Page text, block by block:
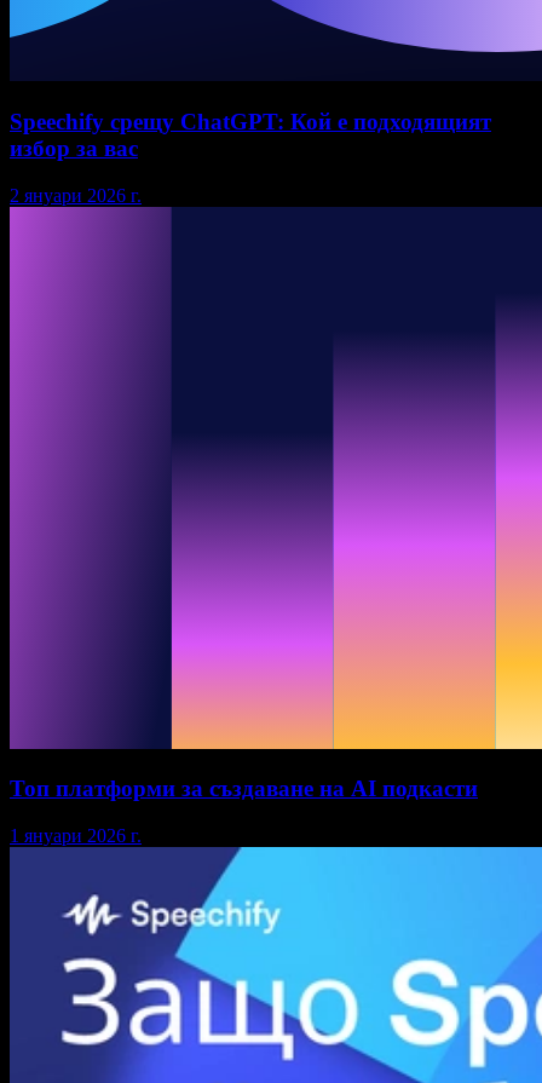
Speechify срещу ChatGPT: Кой е подходящият
избор за вас
2 януари 2026 г.
Топ платформи за създаване на AI подкасти
1 януари 2026 г.